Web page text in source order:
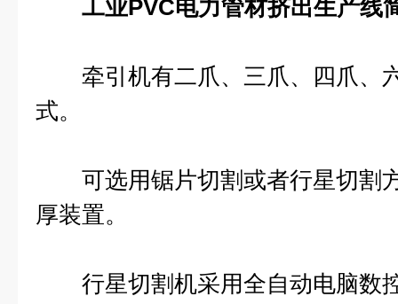
工业PVC电力管材挤出生产线
牵引机有二爪、三爪、四爪、
式。
可选用锯片切割或者行星切割
厚装置。
行星切割机采用全自动电脑数